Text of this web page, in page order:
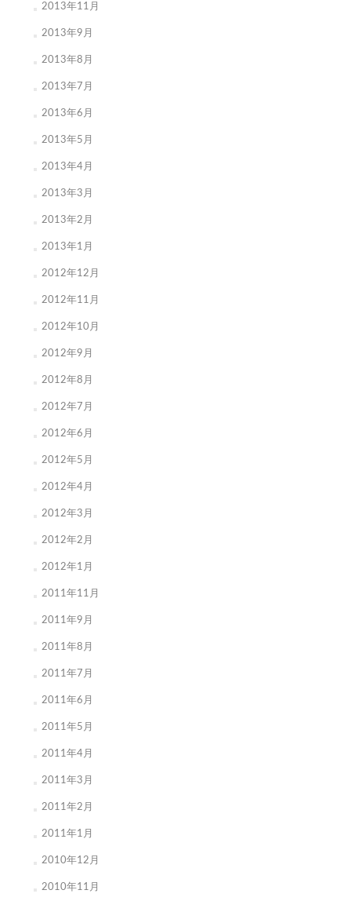
2013年11月
2013年9月
2013年8月
2013年7月
2013年6月
2013年5月
2013年4月
2013年3月
2013年2月
2013年1月
2012年12月
2012年11月
2012年10月
2012年9月
2012年8月
2012年7月
2012年6月
2012年5月
2012年4月
2012年3月
2012年2月
2012年1月
2011年11月
2011年9月
2011年8月
2011年7月
2011年6月
2011年5月
2011年4月
2011年3月
2011年2月
2011年1月
2010年12月
2010年11月